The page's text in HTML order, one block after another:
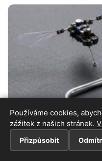
27.07.2026 Iveta
Robot menší než
překvapil svět.
opravdový hmyz
Používáme cookies,
zážitek z našich stránek.
Přizpůsobit